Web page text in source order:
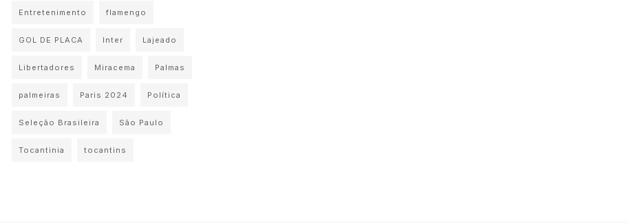
Entretenimento flamengo
GOL DE PLACA Inter Lajeado
Libertadores Miracema Palmas
palmeiras Paris 2024 Política
Seleção Brasileira São Paulo
Tocantinia tocantins